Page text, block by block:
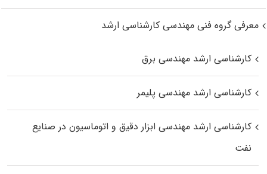
معرفی گروه فنی مهندسی کارشناسی ارشد
کارشناسی ارشد مهندسی برق
کارشناسی ارشد مهندسی پلیمر
کارشناسی ارشد مهندسی ابزار دقیق و اتوماسیون در صنایع
نفت